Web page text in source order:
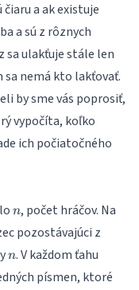
a ak existuje
a sú z rôznych
sa ulakťuje stále len
sa nemá kto lakťovať.
by sme vás poprosiť,
vypočíta, koľko
ich počiatočného
n
n, počet hráčov. Na
pozostávajúci z
n
n. V každom ťahu
písmen, ktoré